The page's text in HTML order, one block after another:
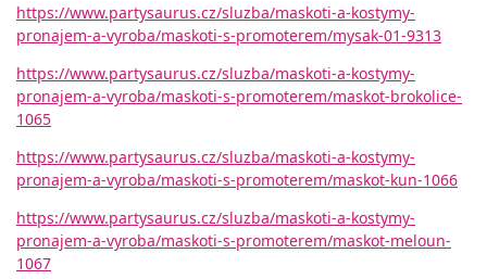
https://www.partysaurus.cz/sluzba/maskoti-a-kostymy-
pronajem-a-vyroba/maskoti-s-promoterem/mysak-01-9313
https://www.partysaurus.cz/sluzba/maskoti-a-kostymy-
pronajem-a-vyroba/maskoti-s-promoterem/maskot-brokolice-
1065
https://www.partysaurus.cz/sluzba/maskoti-a-kostymy-
pronajem-a-vyroba/maskoti-s-promoterem/maskot-kun-1066
https://www.partysaurus.cz/sluzba/maskoti-a-kostymy-
pronajem-a-vyroba/maskoti-s-promoterem/maskot-meloun-
1067